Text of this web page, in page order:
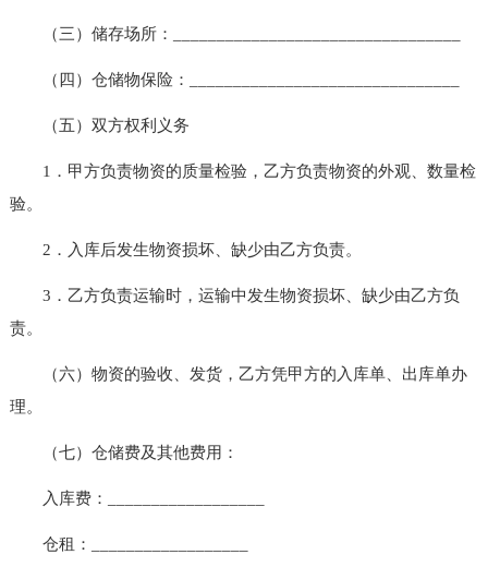
（三）储存场所：_________________________________
（四）仓储物保险：_______________________________
（五）双方权利义务
1．甲方负责物资的质量检验，乙方负责物资的外观、数量检
验。
2．入库后发生物资损坏、缺少由乙方负责。
3．乙方负责运输时，运输中发生物资损坏、缺少由乙方负
责。
（六）物资的验收、发货，乙方凭甲方的入库单、出库单办
理。
（七）仓储费及其他费用：
入库费：__________________
仓租：__________________